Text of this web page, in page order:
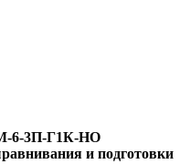
6-3П-Г1К-НО
и подготовки